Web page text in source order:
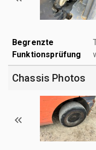
Begrenzte
Funktionsprüfung
Chassis Photos